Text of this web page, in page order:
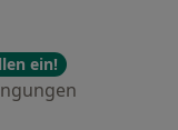
ein!